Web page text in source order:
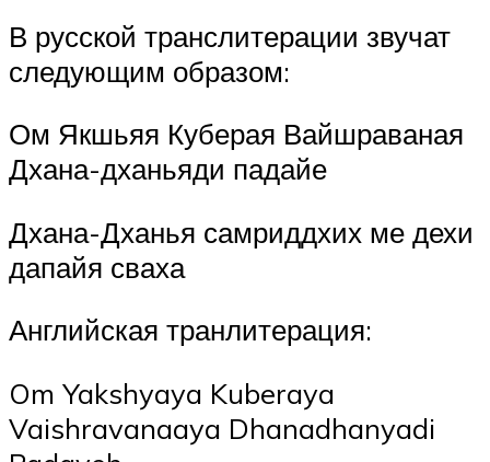
В русской транслитерации звучат
следующим образом:
Ом Якшьяя Куберая Вайшраваная
Дхана-дханьяди падайе
Дхана-Дханья самриддхих ме дехи
дапайя сваха
Английская транлитерация:
Om Yakshyaya Kuberaya
Vaishravanaaya Dhanadhanyadi